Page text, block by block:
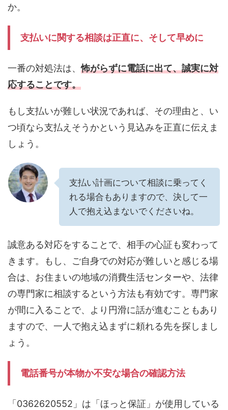
か。
支払いに関する相談は正直に、そして早めに
一番の対処法は、怖がらずに電話に出て、誠実に対
応することです。
もし支払いが難しい状況であれば、その理由と、い
つ頃なら支払えそうかという見込みを正直に伝えま
しょう。
支払い計画について相談に乗ってく
れる場合もありますので、決して一
人で抱え込まないでくださいね。
誠意ある対応をすることで、相手の心証も変わって
きます。もし、ご自身での対応が難しいと感じる場
合は、お住まいの地域の消費生活センターや、法律
の専門家に相談するという方法も有効です。専門家
が間に入ることで、より円滑に話が進むこともあり
ますので、一人で抱え込まずに頼れる先を探しまし
ょう。
電話番号が本物か不安な場合の確認方法
「0362620552」は「ほっと保証」が使用している